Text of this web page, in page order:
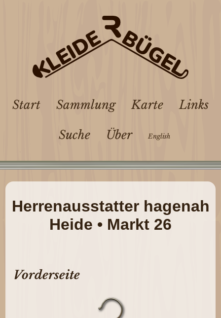
Start Sammlung Karte Links
Suche Über English
Herrenausstatter hagenah
Heide • Markt 26
Vorderseite